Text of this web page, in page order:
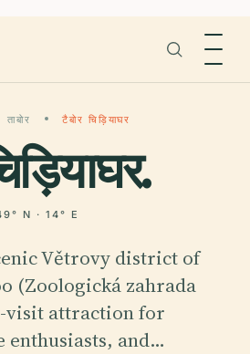
ताबोर टैबोर चिड़ियाघर
N · 14° E
Větrovy district of
(Zoologická zahrada
visit attraction for
and…